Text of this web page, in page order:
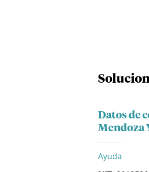
Datos de
Mendoza
Ayuda